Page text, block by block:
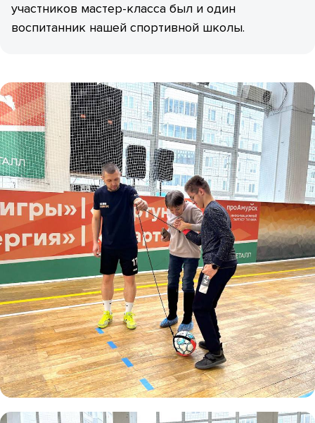
участников мастер-класса был и один
воспитанник нашей спортивной школы.